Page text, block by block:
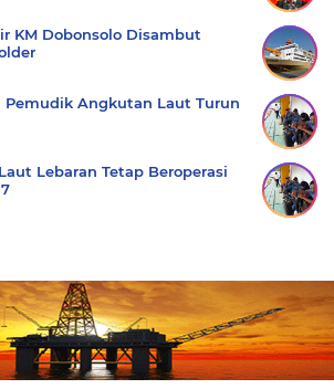
KM Dobonsolo Disambut
Pemudik Angkutan Laut Turun
Lebaran Tetap Beroperasi